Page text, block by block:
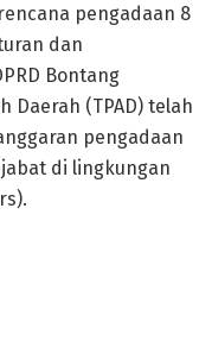
pengadaan 8
dan
Bontang
Daerah (TPAD) telah
pengadaan
di lingkungan